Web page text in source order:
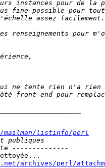
mailman/listinfo/perl
--------------
archives/perl/